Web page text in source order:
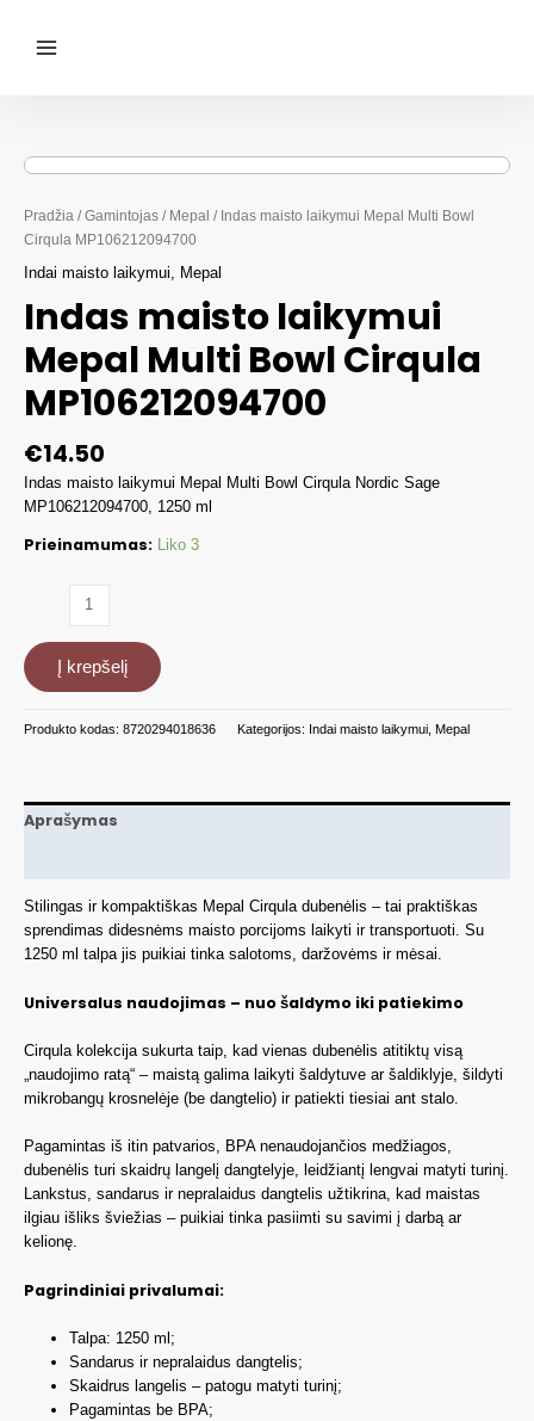
turinio
Pradžia /Gamintojas / Mepal / Indas maisto laikymui Mepal Multi Bowl
Cirqula MP106212094700
Indai maisto laikymui, Mepal
Indas maisto laikymui
Mepal Multi Bowl Cirqula
MP106212094700
€14.50
Indas maisto laikymui Mepal Multi Bowl Cirqula Nordic Sage
MP106212094700, 1250 ml
Prieinamumas: Liko 3
Indas
maisto
laikymui
Multi
MP106212094700
Į krepšelį
Produkto kodas: 8720294018636 Kategorijos: Indai maisto laikymui Mepal
Aprašymas
Stilingas ir kompaktiškas Mepal Cirqula dubenėlis – tai praktiškas
sprendimas didesnėms maisto porcijoms laikyti ir transportuoti. Su
1250 ml talpa jis puikiai tinka salotoms, daržovėms ir mėsai.
Universalus naudojimas – nuo šaldymo iki patiekimo
Cirqula kolekcija sukurta taip, kad vienas dubenėlis atitiktų visą
„naudojimo ratą“ – maistą galima laikyti šaldytuve ar šaldiklyje, šildyti
mikrobangų krosnelėje (be dangtelio) ir patiekti tiesiai ant stalo.
Pagamintas iš itin patvarios, BPA nenaudojančios medžiagos,
dubenėlis turi skaidrų langelį dangtelyje, leidžiantį lengvai matyti turinį.
Lankstus, sandarus ir nepralaidus dangtelis užtikrina, kad maistas
ilgiau išliks šviežias – puikiai tinka pasiimti su savimi į darbą ar
kelionę.
Pagrindiniai privalumai:
Talpa: 1250 ml;
Sandarus ir nepralaidus dangtelis;
Skaidrus langelis – patogu matyti turinį;
Pagamintas be BPA;